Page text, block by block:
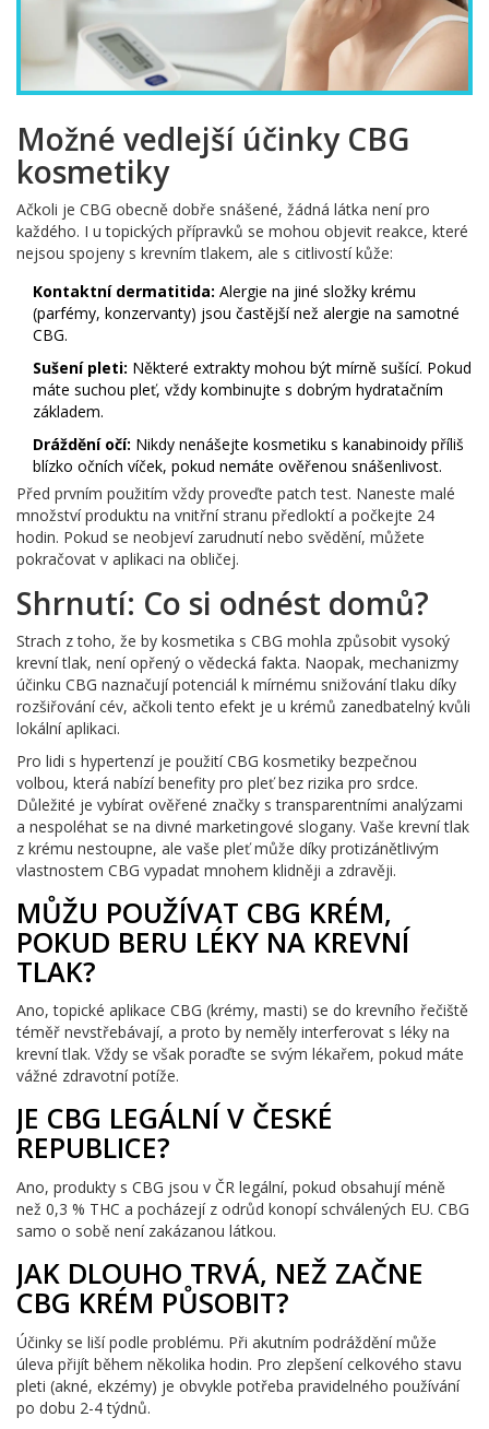
Možné vedlejší účinky CBG
kosmetiky
Ačkoli je CBG obecně dobře snášené, žádná látka není pro
každého. I u topických přípravků se mohou objevit reakce, které
nejsou spojeny s krevním tlakem, ale s citlivostí kůže:
Kontaktní dermatitida: Alergie na jiné složky krému
(parfémy, konzervanty) jsou častější než alergie na samotné
CBG.
Sušení pleti: Některé extrakty mohou být mírně sušící. Pokud
máte suchou pleť, vždy kombinujte s dobrým hydratačním
základem.
Dráždění očí: Nikdy nenášejte kosmetiku s kanabinoidy příliš
blízko očních víček, pokud nemáte ověřenou snášenlivost.
Před prvním použitím vždy proveďte patch test. Naneste malé
množství produktu na vnitřní stranu předloktí a počkejte 24
hodin. Pokud se neobjeví zarudnutí nebo svědění, můžete
pokračovat v aplikaci na obličej.
Shrnutí: Co si odnést domů?
Strach z toho, že by kosmetika s CBG mohla způsobit vysoký
krevní tlak, není opřený o vědecká fakta. Naopak, mechanizmy
účinku CBG naznačují potenciál k mírnému snižování tlaku díky
rozšiřování cév, ačkoli tento efekt je u krémů zanedbatelný kvůli
lokální aplikaci.
Pro lidi s hypertenzí je použití CBG kosmetiky bezpečnou
volbou, která nabízí benefity pro pleť bez rizika pro srdce.
Důležité je vybírat ověřené značky s transparentními analýzami
a nespoléhat se na divné marketingové slogany. Vaše krevní tlak
z krému nestoupne, ale vaše pleť může díky protizánětlivým
vlastnostem CBG vypadat mnohem klidněji a zdravěji.
MŮŽU POUŽÍVAT CBG KRÉM,
POKUD BERU LÉKY NA KREVNÍ
TLAK?
Ano, topické aplikace CBG (krémy, masti) se do krevního řečiště
téměř nevstřebávají, a proto by neměly interferovat s léky na
krevní tlak. Vždy se však poraďte se svým lékařem, pokud máte
vážné zdravotní potíže.
JE CBG LEGÁLNÍ V ČESKÉ
REPUBLICE?
Ano, produkty s CBG jsou v ČR legální, pokud obsahují méně
než 0,3 % THC a pocházejí z odrůd konopí schválených EU. CBG
samo o sobě není zakázanou látkou.
JAK DLOUHO TRVÁ, NEŽ ZAČNE
CBG KRÉM PŮSOBIT?
Účinky se liší podle problému. Při akutním podráždění může
úleva přijít během několika hodin. Pro zlepšení celkového stavu
pleti (akné, ekzémy) je obvykle potřeba pravidelného používání
po dobu 2-4 týdnů.